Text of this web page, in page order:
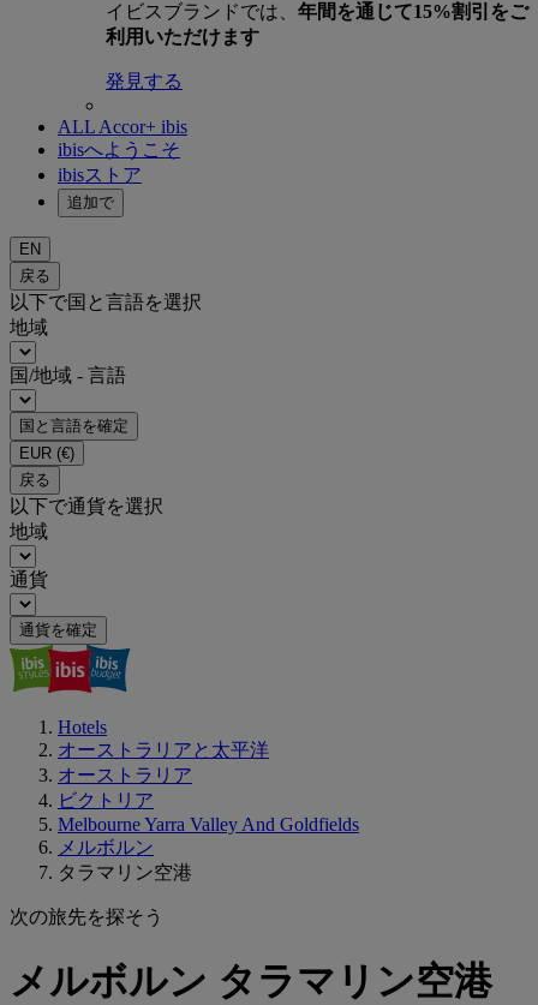
イビスブランドでは、 年間を通じて15%割引をご
利用いただけます
発見する
ALL Accor+ ibis
ibisへようこそ
ibisストア
追加で
EN
戻る
以下で国と言語を選択
地域
国/地域 - 言語
国と言語を確定
EUR (€)
戻る
以下で通貨を選択
地域
通貨
通貨を確定
Hotels
オーストラリアと太平洋
オーストラリア
ビクトリア
Melbourne Yarra Valley And Goldfields
メルボルン
タラマリン空港
次の旅先を探そう
メルボルン タラマリン空港